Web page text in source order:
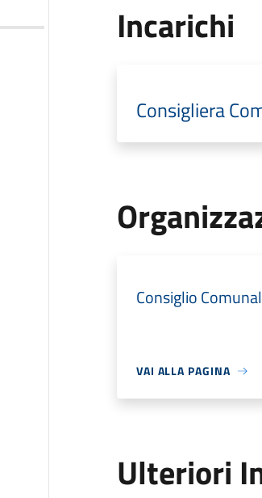
Incarichi
Consigliera
Consiglio
VAI ALLA PAGINA
Ulteriori